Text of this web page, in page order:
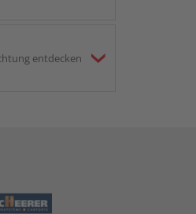
entdecken